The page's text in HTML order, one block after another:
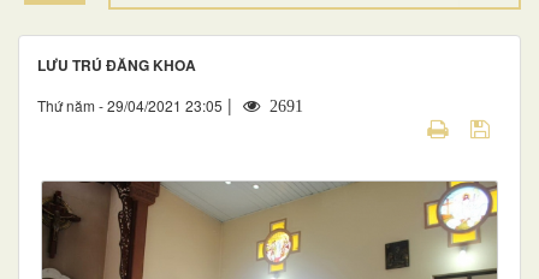
LƯU TRÚ ĐĂNG KHOA
Thứ năm - 29/04/2021 23:05 | 2691